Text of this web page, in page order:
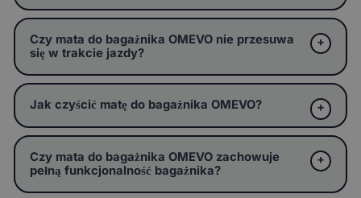
Czy mata do bagażnika OMEVO nie przesuwa
się w trakcie jazdy?
Jak czyścić matę do bagażnika OMEVO?
Czy mata do bagażnika OMEVO zachowuje
pełną funkcjonalność bagażnika?